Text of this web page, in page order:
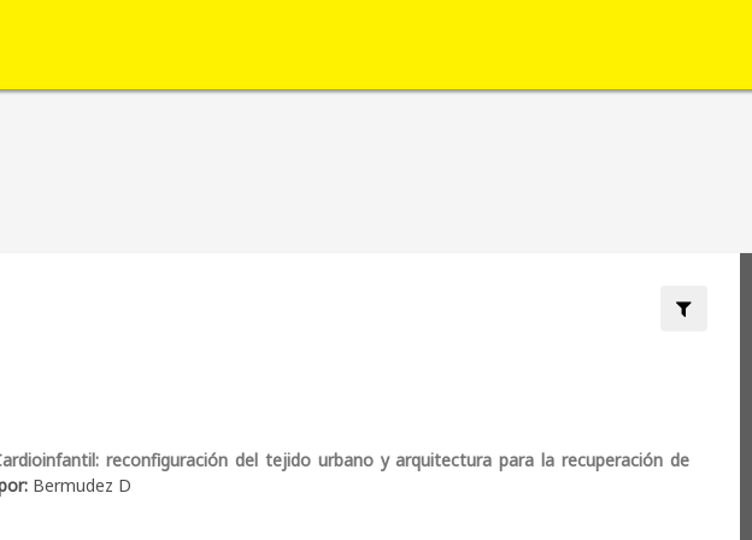
reconfiguración del tejido urbano y arquitectura para la recuperación de
Bermudez D